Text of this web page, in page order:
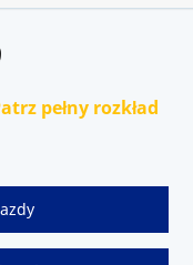
pełny rozkład